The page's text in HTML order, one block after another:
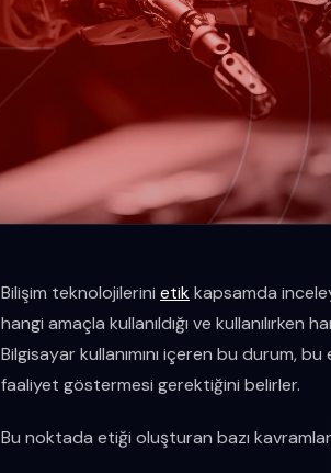
Bilişim teknolojilerini etikkapsamda
hangi amaçla kullanıldığı ve
Bilgisayar kullanımını içeren bu durum,
faaliyet göstermesi gerektiğini belirler.
Bu noktada etiği oluşturan bazı kavramlar